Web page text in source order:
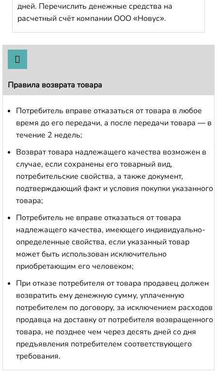
дней. Перечислить денежные средства на
расчетный счёт компании ООО «Новус».
Правила возврата товара
Потребитель вправе отказаться от товара в любое
время до его передачи, а после передачи товара — в
течение 2 недель;
Возврат товара надлежащего качества возможен в
случае, если сохранены его товарный вид,
потребительские свойства, а также документ,
подтверждающий факт и условия покупки указанного
товара;
Потребитель не вправе отказаться от товара
надлежащего качества, имеющего индивидуально-
определенные свойства, если указанный товар
может быть использован исключительно
приобретающим его человеком;
При отказе потребителя от товара продавец должен
возвратить ему денежную сумму, уплаченную
потребителем по договору, за исключением расходов
продавца на доставку от потребителя возвращенного
товара, не позднее чем через десять дней со дня
предъявления потребителем соответствующего
требования.